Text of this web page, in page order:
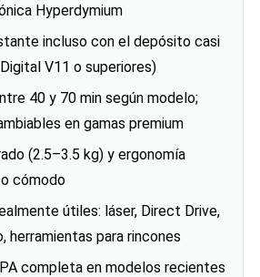
Hyperdymium
incluso con el depósito casi
V11 o superiores)
40 y 70 min según modelo;
en gamas premium
(2.5–3.5 kg) y ergonomía
cómodo
útiles: láser, Direct Drive,
herramientas para rincones
completa en modelos recientes